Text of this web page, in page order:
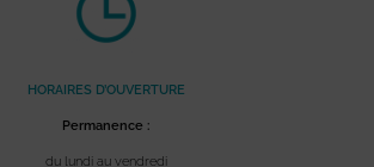
HORAIRES D’OUVERTURE
Permanence :
du lundi au vendredi